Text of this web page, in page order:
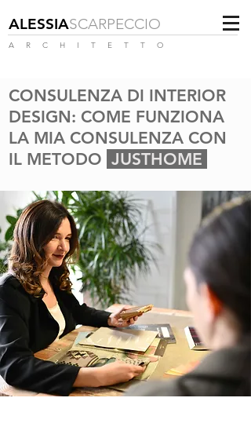
ALESSIASCARPECCIO
A R C H I T E T T O
CONSULENZA DI INTERIOR
DESIGN: COME FUNZIONA
LA MIA CONSULENZA CON
IL METODO JUSTHOME